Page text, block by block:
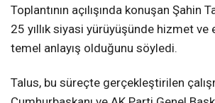
Toplantının açılışında konuşan Şahin
25 yıllık siyasi yürüyüşünde hizmet ve
temel anlayış olduğunu söyledi.
Talus, bu süreçte gerçekleştirilen